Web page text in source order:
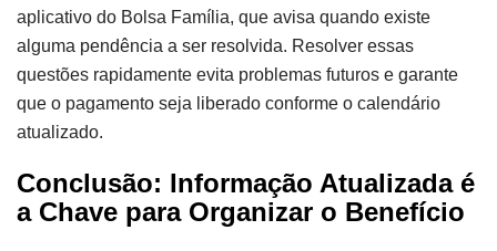
aplicativo do Bolsa Família, que avisa quando existe
alguma pendência a ser resolvida. Resolver essas
questões rapidamente evita problemas futuros e garante
que o pagamento seja liberado conforme o calendário
atualizado.
Conclusão: Informação Atualizada é
a Chave para Organizar o Benefício